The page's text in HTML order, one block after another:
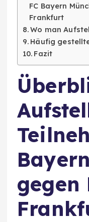
FC Bayern
Frankfurt
Wo man
Häufig
Fazit
gegen